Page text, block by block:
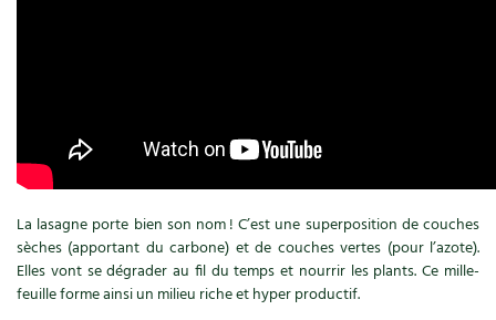
Cures, régimes
Techniques, conservation, organisation
Agenda, calendrier
Cartes cadeau
Ravageurs et maladies au jardin
Petit élevage
Cuisine saine
Habitat écologique
Cuisine saine
Soins naturels
La lasagne porte bien son nom ! C’est une superposition de couches
sèches (apportant du carbone) et de couches vertes (pour l’azote).
Elles vont se dégrader au fil du temps et nourrir les plants. Ce mille-
feuille forme ainsi un milieu riche et hyper productif.